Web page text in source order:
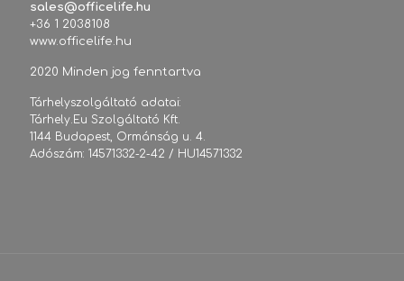
sales@officelife.hu
+36 1 2038108
www.officelife.hu
2020 Minden jog fenntartva
Tárhelyszolgáltató adatai:
Tárhely.Eu Szolgáltató Kft.
1144 Budapest, Ormánság u. 4.
Adószám: 14571332-2-42 / HU14571332